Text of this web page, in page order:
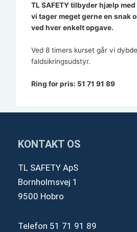
TL SAFETY tilbyder hjælp
vi tager meget gerne en snak
ved hver enkelt opgave.
Ved 8 timers kurset går vi
faldsikringsudstyr.
Ring for pris: 51 71 91 89
KONTAKT OS
TL SAFETY ApS
Bornholmsvej 1
9500 Hobro
Telefon 51 71 91 89